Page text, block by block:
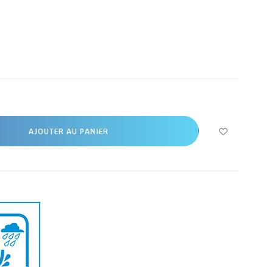
AJOUTER AU PANIER